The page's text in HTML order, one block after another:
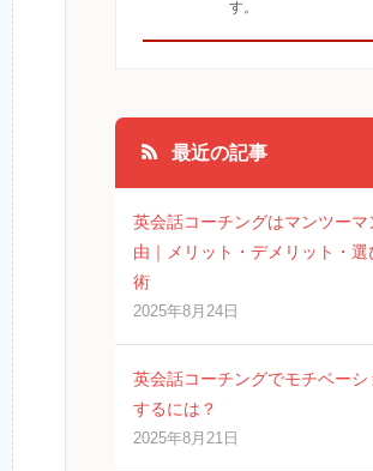
す。
最近の記事
英会話コーチングはマンツーマ
由｜メリット・デメリット・選
術
2025年8月24日
英会話コーチングでモチベーシ
するには？
2025年8月21日